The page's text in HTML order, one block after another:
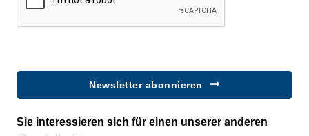
Newsletter abonnieren
Sie interessieren sich für einen unserer anderen